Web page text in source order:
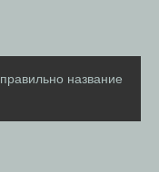
название